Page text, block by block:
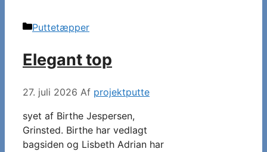
Kategorier
Puttetæpper
Elegant top
27. juli 2026 Af projektputte
syet af Birthe Jespersen,
Grinsted. Birthe har vedlagt
bagsiden og Lisbeth Adrian har